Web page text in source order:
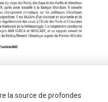
la source de profondes